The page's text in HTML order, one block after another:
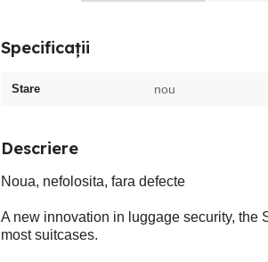
Specificații
Stare nou
Descriere
Noua, nefolosita, fara defecte
A new innovation in luggage security, the
most suitcases.